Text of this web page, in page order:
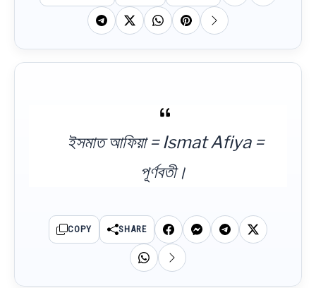
ইসমাত‌ আফিয়া‌ ‌=‌ ‌Ismat Afiya =
পূর্ণবতী।‌ ‌
COPY SHARE